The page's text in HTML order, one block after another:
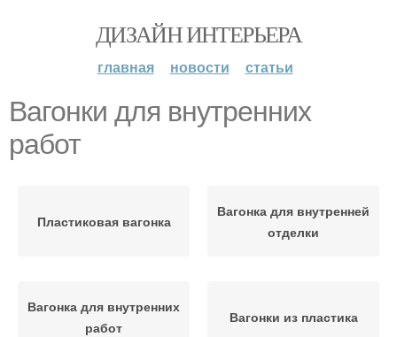
ДИЗАЙН ИНТЕРЬЕРА
главная новости статьи
Вагонки для внутренних
работ
Пластиковая вагонка
Вагонка для внутренней
отделки
Вагонка для внутренних
работ
Вагонки из пластика